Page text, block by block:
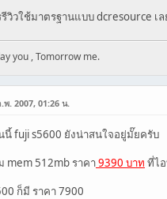
รีวิวใช้มาตรฐานแบบ dcresource เ
you , Tomorrow me.
พ. 2007, 01:26 น.
นี้ fuji s5600 ยังน่าสนใจอยู่มั๊ยครับ
mem 512mb ราคา9390 บาท ที่ไ
ก็มี ราคา 7900